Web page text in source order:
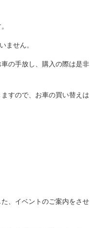
ません。
の手放し、購入の際は是非
すので、お車の買い替えは
、イベントのご案内をさせ